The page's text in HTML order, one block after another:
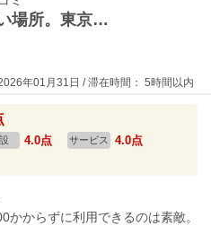
場所。東京…
年01月31日 / 滞在時間： 5時間以内
4.0点 サービス 4.0点
からずに利用できるのは素敵。